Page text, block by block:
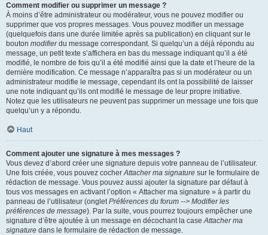
Comment modifier ou supprimer un message ?
À moins d’être administrateur ou modérateur, vous ne pouvez modifier ou
supprimer que vos propres messages. Vous pouvez modifier un message
(quelquefois dans une durée limitée après sa publication) en cliquant sur le
bouton modifierdu message correspondant. Si quelqu’un a déjà répondu au
message, un petit texte s’affichera en bas du message indiquant qu’il a été
modifié, le nombre de fois qu’il a été modifié ainsi que la date et l’heure de la
dernière modification. Ce message n’apparaîtra pas si un modérateur ou un
administrateur modifie le message, cependant ils ont la possibilité de laisser
une note indiquant qu’ils ont modifié le message de leur propre initiative.
Notez que les utilisateurs ne peuvent pas supprimer un message une fois que
quelqu’un y a répondu.
Haut
Comment ajouter une signature à mes messages ?
Vous devez d’abord créer une signature depuis votre panneau de l’utilisateur.
Une fois créée, vous pouvez cocherAttacher ma signature sur le formulaire de
rédaction de message. Vous pouvez aussi ajouter la signature par défaut à
tous vos messages en activant l’option « Attacher ma signature » à partir du
panneau de l’utilisateur (ongletPréférences du forum --> Modifier les
préférences de message). Par la suite, vous pourrez toujours empêcher une
signature d’être ajoutée à un message en décochant la caseAttacher ma
signature dans le formulaire de rédaction de message.